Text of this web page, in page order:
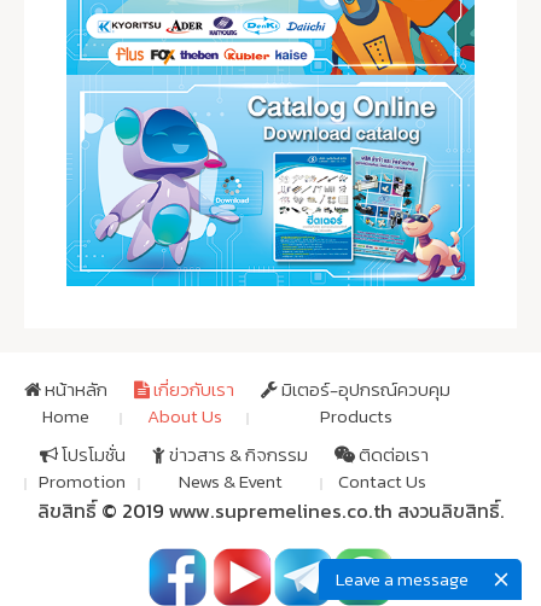
Leave a message
หน้าหลัก
Home
เกี่ยวกับเรา
About Us
มิเตอร์-อุปกรณ์ควบคุม
Products
โปรโมชั่น
Promotion
ข่าวสาร & กิจกรรม
News & Event
ติดต่อเรา
Contact Us
ลิขสิทธิ์© 2019 www.supremelines.co.th สงวนลิขสิทธิ์.